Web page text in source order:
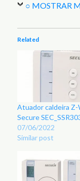
○ MOSTRAR
Related
Atuador caldeira Z-
Secure
07/06/2022
Similar post